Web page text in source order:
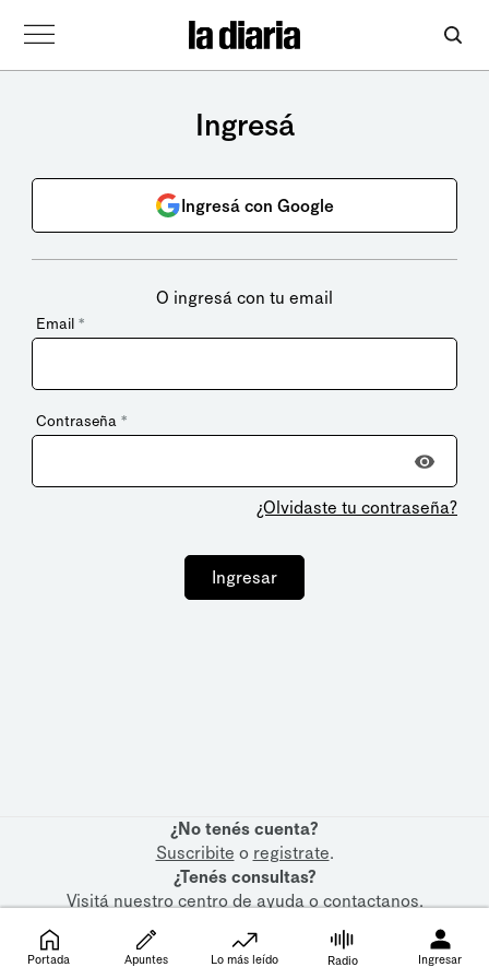
Ingresá
Ingresá con Google
O ingresá con tu email
Email *
Contraseña *
¿Olvidaste tu contraseña?
Ingresar
¿No tenés cuenta?
Suscribite o registrate.
¿Tenés consultas?
Visitá nuestrocentro de ayudaocontactanos.
Portada Apuntes Lo más leído Radio Ingresar